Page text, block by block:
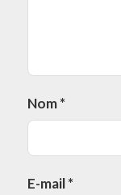
Nom*
E-mail*